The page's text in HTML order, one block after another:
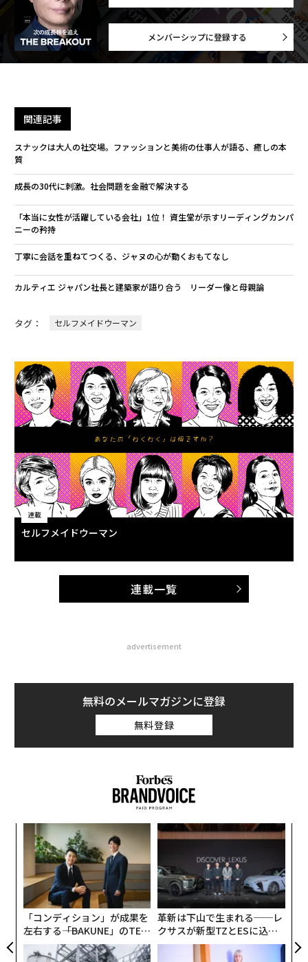
メンバーシップに登録する
関連記事
スナックは大人の社交場。ファッションと美術の仕事人が語る、癒しの本
質
成長の30代に刺激。社会問題を金融で解決する
「本当に女性が活躍している会社」1位！ 資生堂が示すリーディングカンパ
ニーの矜持
丁寧に会話を重ねてつくる、ジャヌの心が動くおもてなし
カルティエ ジャパン社長と建築家が語り合う リーダー像と母親論
タグ： セルフメイドウーマン
連載
セルフメイドウーマン
連載一覧
advertisement
無料のメールマガジンに登録
無料登録
「コンディション」が成果を
左右する――「BAKUNE」のTEN
TIALが支える「挑戦者の明
日」
革新は下山で生まれる──レ
クサスが新型TZとESに込め
た「DISCOVER」の哲学